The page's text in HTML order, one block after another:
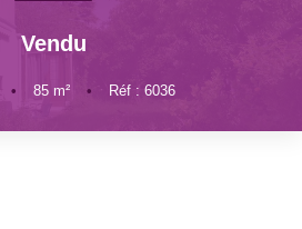
VENDUS
Vendu
• 85 m² • Réf : 6036